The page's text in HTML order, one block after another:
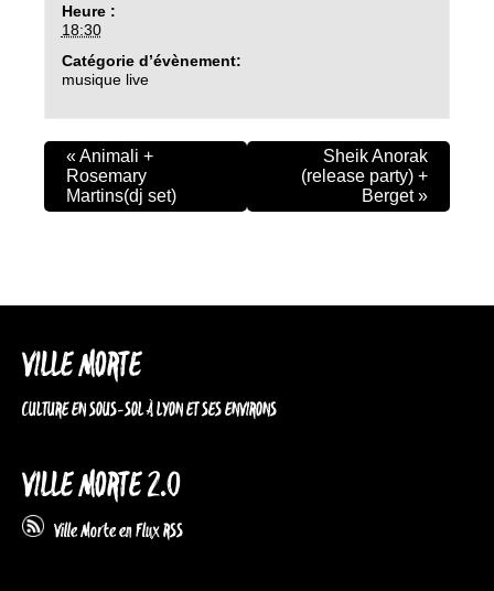
Heure :
18:30
Catégorie d’évènement:
musique live
«Animali +
Rosemary
Martins(dj set)
Sheik Anorak
(release party) +
Berget»
VILLE MORTE
CULTURE EN SOUS-SOL À LYON ET SES ENVIRONS
VILLE MORTE 2.0
Ville Morte en Flux RSS